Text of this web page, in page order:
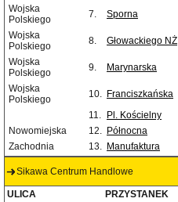
Wojska
Polskiego
7. Sporna
Wojska
Polskiego
8. Głowackiego NŻ
Wojska
Polskiego
9. Marynarska
Wojska
Polskiego
10. Franciszkańska
11. Pl. Kościelny
Nowomiejska
12. Północna
Zachodnia
13. Manufaktura
Sikawa Centrum Handlowe
ULICA PRZYSTANEK